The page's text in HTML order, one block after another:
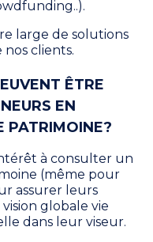
large de solutions
nos clients.
ÊTRE
EN
PATRIMOINE?
à consulter un
(même pour
assurer leurs
globale vie
dans leur viseur.